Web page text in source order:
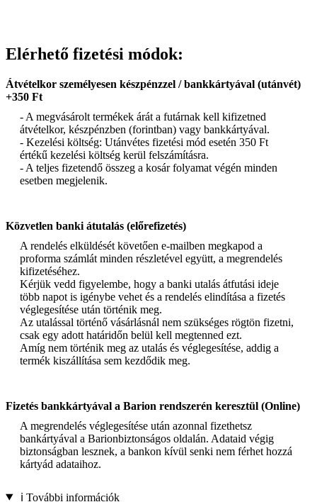
Elérhető fizetési módok:
Átvételkor személyesen készpénzzel / bankkártyával (utánvét)
+350 Ft
- A megvásárolt termékek árát a futárnak kell kifizetned
átvételkor, készpénzben (forintban) vagy bankkártyával.
- Kezelési költség: Utánvétes fizetési mód esetén 350 Ft
értékű kezelési költség kerül felszámításra.
- A teljes fizetendő összeg a kosár folyamat végén minden
esetben megjelenik.
Közvetlen banki átutalás (előrefizetés)
A rendelés elküldését követően e-mailben megkapod a
proforma számlát minden részletével együtt, a megrendelés
kifizetéséhez.
Kérjük vedd figyelembe, hogy a banki utalás átfutási ideje
több napot is igénybe vehet és a rendelés elindítása a fizetés
véglegesítése után történik meg.
Az utalással történő vásárlásnál nem szükséges rögtön fizetni,
csak egy adott határidőn belül kell megtenned ezt.
Amíg nem történik meg az utalás és véglegesítése, addig a
termék kiszállítása sem kezdődik meg.
Fizetés bankkártyával a Barion rendszerén keresztül (Online)
A megrendelés véglegesítése után azonnal fizethetsz
bankártyával a Barionbiztonságos oldalán. Adataid végig
biztonságban lesznek, a bankon kívül senki nem férhet hozzá
kártyád adataihoz.
ℹ️ További információk